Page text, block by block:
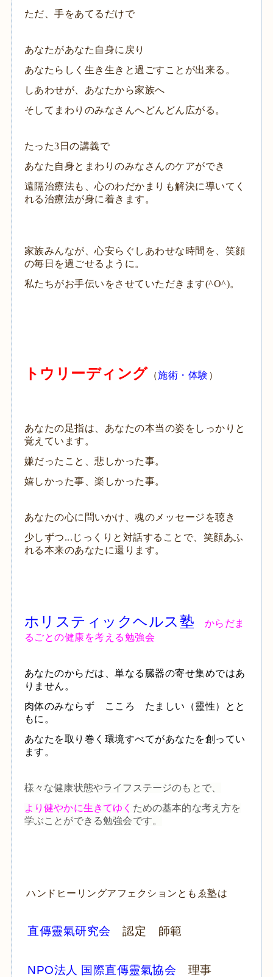
ただ、手をあてるだけで
あなたがあなた自身に戻り
あなたらしく生き生きと過ごすことが出来る。
しあわせが、あなたから家族へ
そしてまわりのみなさんへどんどん広がる。
たった3 日の講義で
あなた自身とまわりのみなさんのケアができ
遠隔治療法も、心のわだかまりも解決に導いてく
れる治療法が身に着きます。
家族みんなが、心安らぐしあわせな時間を、笑顔
の毎日を過ごせるように。
私たちがお手伝いをさせていただきます(^O^)。
トウリーディング （施術・体験 ）
あなたの足指は、あなたの本当の姿をしっかりと
覚えています。
嫌だったこと、悲しかった事。
嬉しかった事、楽しかった事。
あなたの心に問いかけ、魂のメッセージを聴き
少しずつ...じっくりと対話することで、笑顔あふ
れる本来のあなたに還ります。
ホリスティックヘルス塾
からだま
るごとの健康を考える勉強会
あなたのからだは、単なる臓器の寄せ集めではあ
りません。
肉体のみならず こころ たましい（靈性）とと
もに。
あなたを取り巻く環境すべてがあなたを創ってい
ます。
様々な健康状態やライフステージのもとで、
より健やかに生きてゆく ための基本的な考え方を
学ぶことができる勉強会です。
ハンドヒーリングアフェクションともゑ塾は
直傳靈氣研究会 認定 師範
NPO法人 国際直傳靈氣協会 理事